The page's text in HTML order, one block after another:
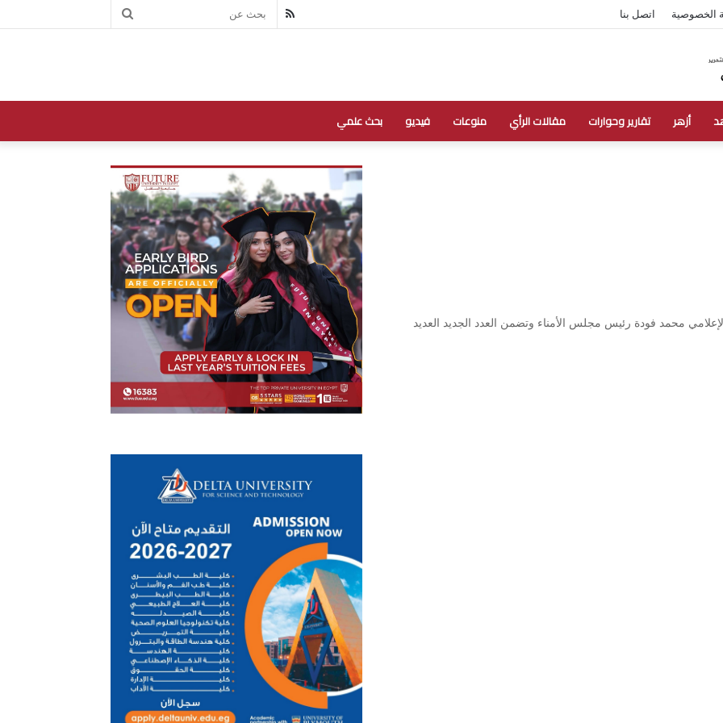
الخصوصية اتصل بنا بحث RSS
أزهر تقارير وحوارات مقالات الرأي منوعات فيديو بحث علمي
محمد فودة رئيس مجلس الأمناء وتضمن العدد الجديد العديد